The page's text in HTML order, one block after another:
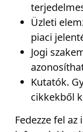
Üzleti
piaci
Jogi
Kutatók.
cikkekből
Fedezze fel